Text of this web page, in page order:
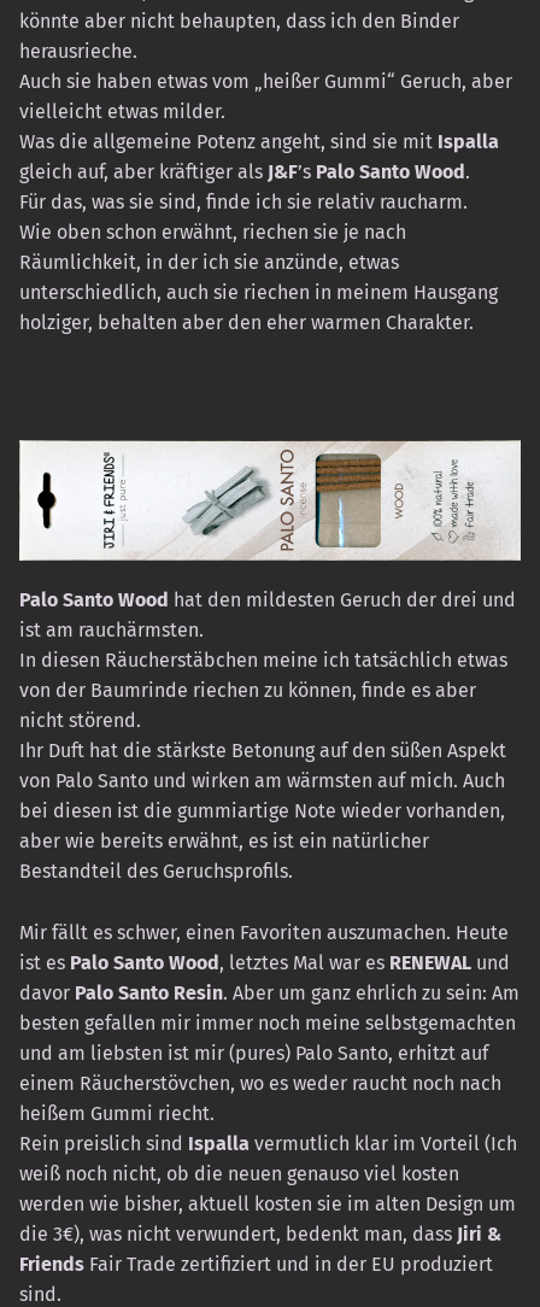
könnte aber nicht behaupten, dass ich den Binder
herausrieche.
Auch sie haben etwas vom „heißer Gummi“ Geruch, aber
vielleicht etwas milder.
Was die allgemeine Potenz angeht, sind sie mit Ispalla
gleich auf, aber kräftiger als J&F’s Palo Santo Wood .
Für das, was sie sind, finde ich sie relativ raucharm.
Wie oben schon erwähnt, riechen sie je nach
Räumlichkeit, in der ich sie anzünde, etwas
unterschiedlich, auch sie riechen in meinem Hausgang
holziger, behalten aber den eher warmen Charakter.
Palo Santo Wood hat den mildesten Geruch der drei und
ist am rauchärmsten.
In diesen Räucherstäbchen meine ich tatsächlich etwas
von der Baumrinde riechen zu können, finde es aber
nicht störend.
Ihr Duft hat die stärkste Betonung auf den süßen Aspekt
von Palo Santo und wirken am wärmsten auf mich. Auch
bei diesen ist die gummiartige Note wieder vorhanden,
aber wie bereits erwähnt, es ist ein natürlicher
Bestandteil des Geruchsprofils.
Mir fällt es schwer, einen Favoriten auszumachen. Heute
ist es Palo Santo Wood, letztes Mal war es RENEWAL und
davor Palo Santo Resin. Aber um ganz ehrlich zu sein: Am
besten gefallen mir immer noch meine selbstgemachten
und am liebsten ist mir (pures) Palo Santo, erhitzt auf
einem Räucherstövchen, wo es weder raucht noch nach
heißem Gummi riecht.
Rein preislich sind Ispalla vermutlich klar im Vorteil (Ich
weiß noch nicht, ob die neuen genauso viel kosten
werden wie bisher, aktuell kosten sie im alten Design um
die 3€), was nicht verwundert, bedenkt man, dass Jiri &
Friends Fair Trade zertifiziert und in der EU produziert
sind.